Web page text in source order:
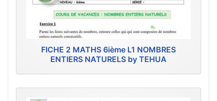
FICHE 2 MATHS 6ième L1 NOMBRES
ENTIERS NATURELS by TEHUA